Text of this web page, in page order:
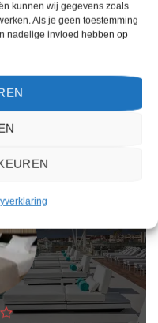
kunnen wij gegevens zoals
Als je geen toestemming
nadelige invloed hebben op
partner TUI. Nu vanaf EUR 670.00
per persoon.